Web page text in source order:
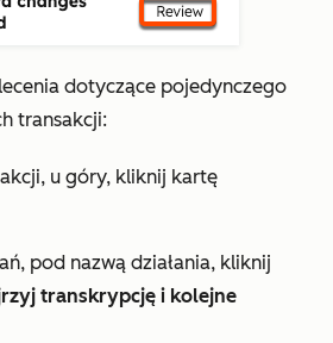
dotyczące pojedynczego
transakcji:
u góry, kliknij kartę
pod nazwą działania, kliknij
transkrypcję i kolejne